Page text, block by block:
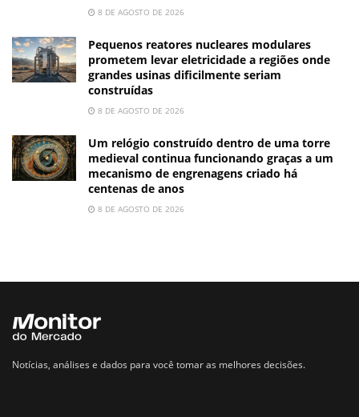
8 DE AGOSTO DE 2026
Pequenos reatores nucleares modulares
prometem levar eletricidade a regiões onde
grandes usinas dificilmente seriam
construídas
8 DE AGOSTO DE 2026
Um relógio construído dentro de uma torre
medieval continua funcionando graças a um
mecanismo de engrenagens criado há
centenas de anos
8 DE AGOSTO DE 2026
Notícias, análises e dados para você tomar as melhores decisões.